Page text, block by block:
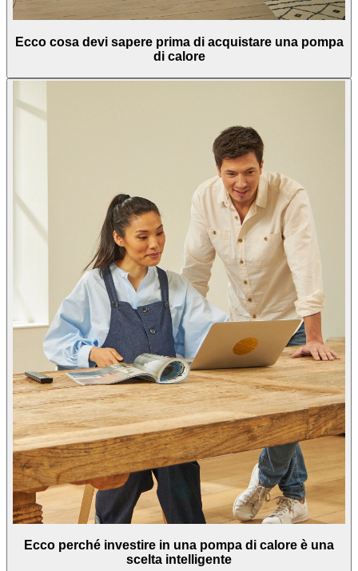
Ecco cosa devi sapere prima di acquistare una pompa
di calore
Ecco perché investire in una pompa di calore è una
scelta intelligente